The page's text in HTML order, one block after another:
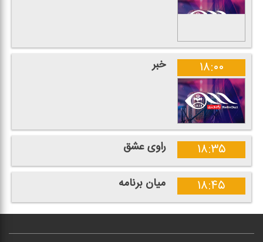
۱۸:۰۰ خبر
۱۸:۳۵ راوی عشق
۱۸:۴۵ میان برنامه